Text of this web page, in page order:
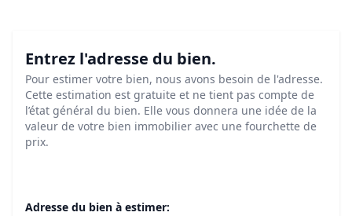
Entrez l'adresse du bien.
Pour estimer votre bien, nous avons besoin de l'adresse.
Cette estimation est gratuite et ne tient pas compte de
l’état général du bien. Elle vous donnera une idée de la
valeur de votre bien immobilier avec une fourchette de
prix.
Adresse du bien à estimer: